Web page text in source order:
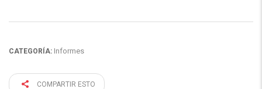
CATEGORÍA: Informes
COMPARTIR ESTO